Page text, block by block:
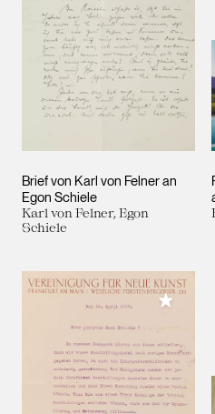
Brief von Karl von Felner an
Egon Schiele
Karl von Felner, Egon
Schiele
Meiner